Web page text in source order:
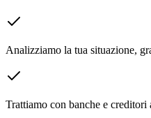
Analizziamo la tua situazione,
Trattiamo con banche e creditori